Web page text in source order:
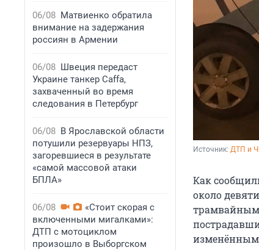
06/08 Матвиенко обратила
внимание на задержания
россиян в Армении
06/08 Швеция передаст
Украине танкер Caffa,
захваченный во время
следования в Петербург
06/08 В Ярославской области
потушили резервуары НПЗ,
загоревшиеся в результате
«самой массовой атаки
БПЛА»
06/08
«Стоит скорая с
включенными мигалками»:
ДТП с мотоциклом
произошло в Выборгском
Источник: ДТП и
Как
около
трамвайным
изменённым